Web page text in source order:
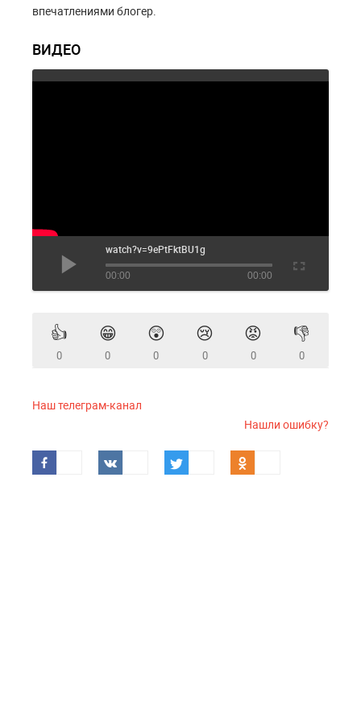
впечатлениями блогер.
ВИДЕО
watch?v=9ePtFktBU1g
00:00 00:00
👍
0
😁
0
😲
0
😢
0
😡
0
👎
0
Наш телеграм-канал
Нашли ошибку?